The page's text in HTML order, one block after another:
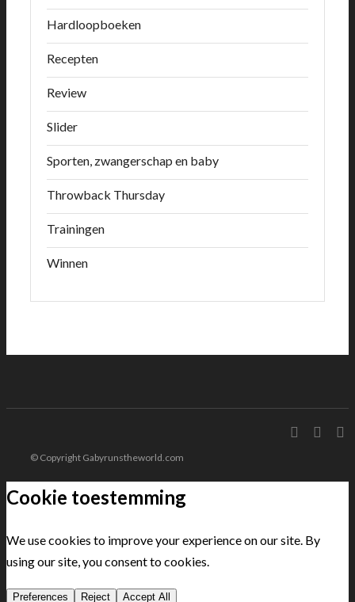
Hardloopboeken
Recepten
Review
Slider
Sporten, zwangerschap en baby
Throwback Thursday
Trainingen
Winnen
© Copyright Gabyrunstheworld.com